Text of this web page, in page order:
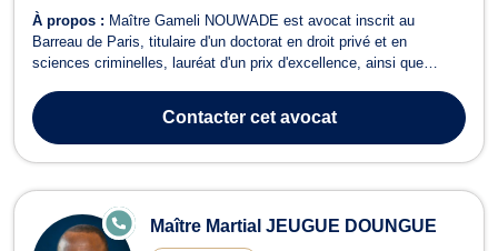
À propos : Maître Gameli NOUWADE est avocat inscrit au
Barreau de Paris, titulaire d'un doctorat en droit privé et en
sciences criminelles, lauréat d'un prix d'excellence, ainsi que
auprès des particuliers que des entreprises. Son champ d'expertise
couvre principa...
Contactercet avocat
Maître Martial JEUGUE DOUNGUE
E
N